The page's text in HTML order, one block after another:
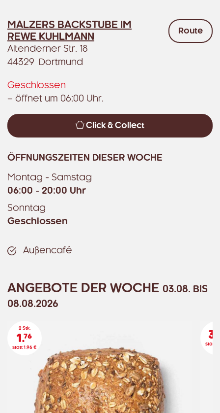
MALZERS BACKSTUBE IM
REWE KUHLMANN
Altenderner Str. 18
44329 Dortmund
Route
Geschlossen
– öffnet um 06:00 Uhr.
Click & Collect
ÖFFNUNGSZEITEN DIESER WOCHE
Montag - Samstag
06:00 - 20:00 Uhr
Sonntag
Geschlossen
Außencafé
ANGEBOTE DER WOCHE 03.08. BIS
08.08.2026
2 Stk.
1.76
statt 1.96 €
3.
statt